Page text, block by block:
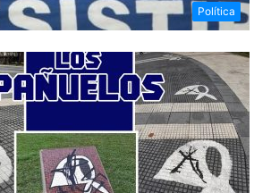
Política